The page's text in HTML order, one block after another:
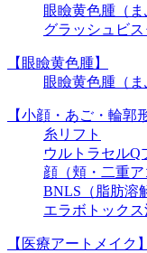
眼瞼黄色腫（
グラッシュビス
【眼瞼黄色腫】
眼瞼黄色腫（
【小顔・あご・輪郭
糸リフト
ウルトラセルQ
顔（頬・二重ア
BNLS（脂肪溶
エラボトック
【医療アートメイク】